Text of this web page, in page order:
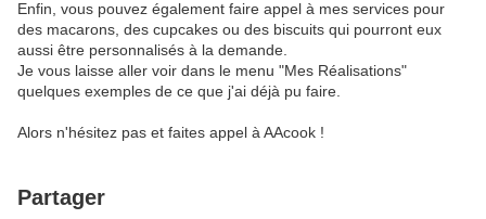
Enfin, vous pouvez également faire appel à mes services pour
des macarons, des cupcakes ou des biscuits qui pourront eux
aussi être personnalisés à la demande.
Je vous laisse aller voir dans le menu "Mes Réalisations"
quelques exemples de ce que j'ai déjà pu faire.
Alors n'hésitez pas et faites appel à AAcook !
Partager